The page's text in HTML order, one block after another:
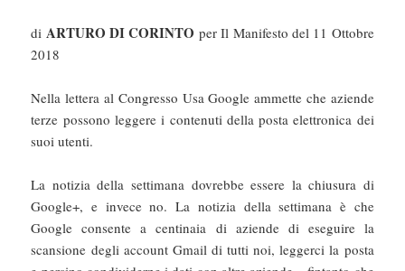
di ARTURO DI CORINTO per Il Manifesto del 11 Ottobre
2018
Nella lettera al Congresso Usa Google ammette che aziende
terze possono leggere i contenuti della posta elettronica dei
suoi utenti.
La notizia della settimana dovrebbe essere la chiusura di
Google+, e invece no. La notizia della settimana è che
Google consente a centinaia di aziende di eseguire la
scansione degli account Gmail di tutti noi, leggerci la posta